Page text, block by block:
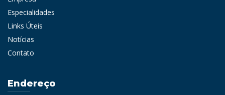
Especialidades
Links Úteis
Notícias
Contato
Endereço